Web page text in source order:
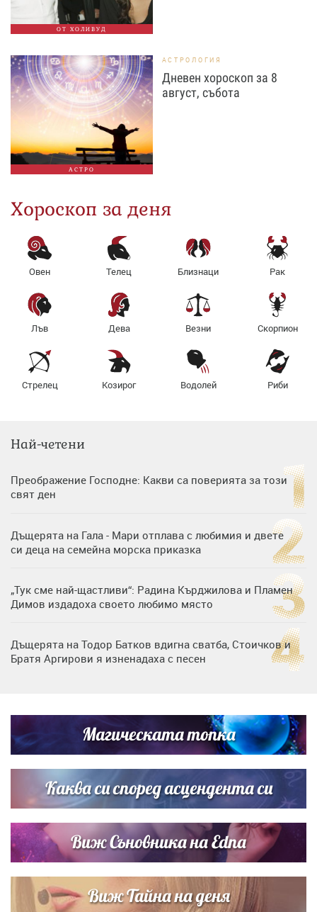
ОТ ХОЛИВУД
АСТРО
АСТРОЛОГИЯ
Дневен хороскоп за 8
август, събота
Хороскоп за деня
Овен Телец Близнаци Рак
Лъв Дева Везни Скорпион
Стрелец Козирог Водолей Риби
Най-четени
Преображение Господне: Какви са поверията за този
свят ден
Дъщерята на Гала - Мари отплава с любимия и двете
си деца на семейна морска приказка
„Тук сме най-щастливи“: Радина Кърджилова и Пламен
Димов издадоха своето любимо място
Дъщерята на Тодор Батков вдигна сватба, Стоичков и
Братя Аргирови я изненадаха с песен
Списъкът е ясен: Джей Ло и Риана във ВИП гостите на
сватбата на Роналдо
Магическата топка
Каква си според асцендента си
Виж Съновника на Edna
Виж Тайна на деня